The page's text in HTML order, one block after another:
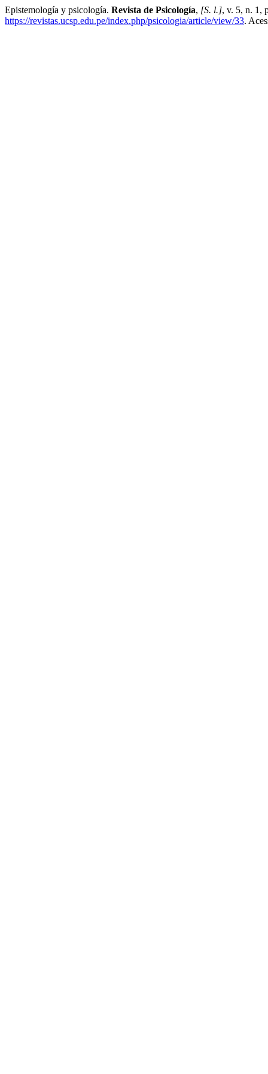
Epistemología y psicología. Revista de Psicología, [S. l.], v. 5, n. 1,
https://revistas.ucsp.edu.pe/index.php/psicologia/article/view/33.